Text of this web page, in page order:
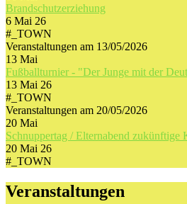
Brandschutzerziehung
6 Mai 26
#_TOWN
Veranstaltungen am 13/05/2026
13 Mai
Fußballturnier - "Der Junge mit der
13 Mai 26
#_TOWN
Veranstaltungen am 20/05/2026
20 Mai
Schnuppertag / Elternabend zukünftige
20 Mai 26
#_TOWN
Veranstaltungen